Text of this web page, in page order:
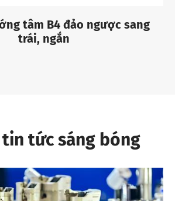
tâm B4 đảo ngược sang
trái, ngắn
tin tức sáng bóng